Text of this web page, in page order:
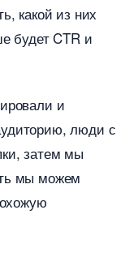
какой из них
будет CTR и
и
люди с
затем мы
мы можем